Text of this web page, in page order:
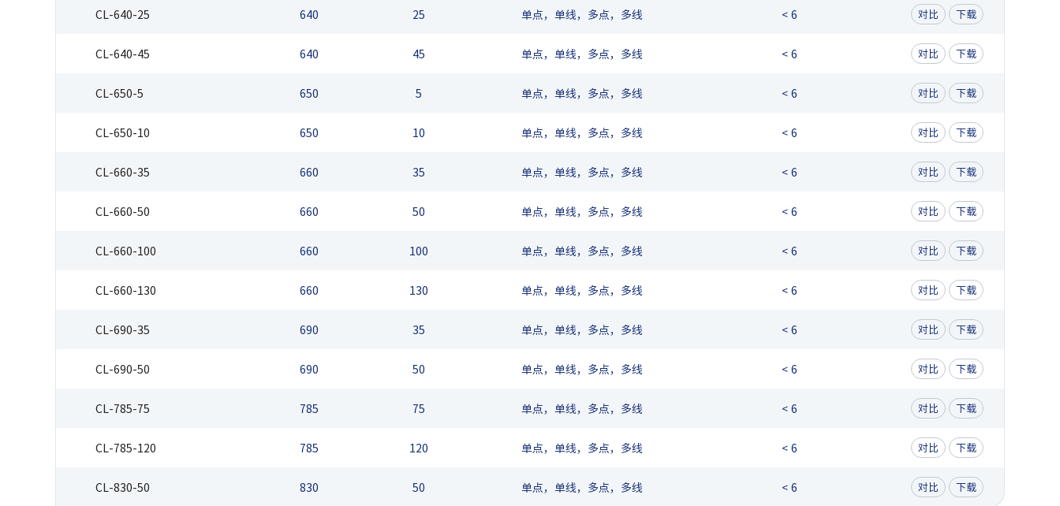
CL-640-25 640 25 单点，单线，多点，多线 < 6 对比 下载
CL-640-45 640 45 单点，单线，多点，多线 < 6 对比 下载
CL-650-5 650 5 单点，单线，多点，多线 < 6 对比 下载
CL-650-10 650 10 单点，单线，多点，多线 < 6 对比 下载
CL-660-35 660 35 单点，单线，多点，多线 < 6 对比 下载
CL-660-50 660 50 单点，单线，多点，多线 < 6 对比 下载
CL-660-100 660 100 单点，单线，多点，多线 < 6 对比 下载
CL-660-130 660 130 单点，单线，多点，多线 < 6 对比 下载
CL-690-35 690 35 单点，单线，多点，多线 < 6 对比 下载
CL-690-50 690 50 单点，单线，多点，多线 < 6 对比 下载
CL-785-75 785 75 单点，单线，多点，多线 < 6 对比 下载
CL-785-120 785 120 单点，单线，多点，多线 < 6 对比 下载
CL-830-50 830 50 单点，单线，多点，多线 < 6 对比 下载